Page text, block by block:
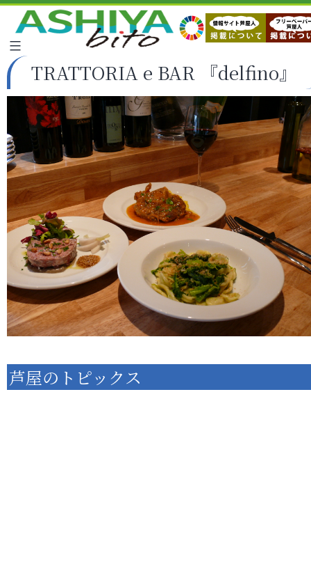
TRATTORIA e BAR 『delfino』
芦屋のトピックス